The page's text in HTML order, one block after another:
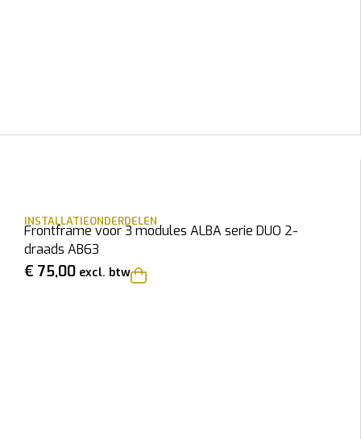
INSTALLATIEONDERDELEN
Frontframe voor 3 modules ALBA serie DUO 2-
draads AB63
€ 75,00 excl. btw